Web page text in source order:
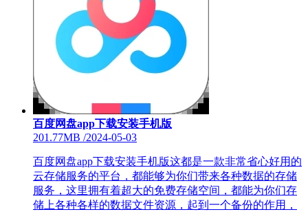
百度网盘app下载安装手机版
201.77MB /2024-05-03
百度网盘app下载安装手机版这都是一款非常省心好用的
云存储服务的平台，都能够为你们带来各种数据的存储
服务，这里拥有着超大的免费存储空间，都能为你们存
储上各种各样的数据文件资源，起到一个备份的作用，